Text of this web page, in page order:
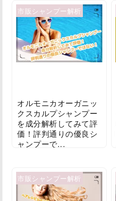
市販シャンプー解析
オルモニカオーガニッ
クスカルプシャンプー
を成分解析してみて評
価！評判通りの優良シ
ャンプーで...
市販シャンプー解析